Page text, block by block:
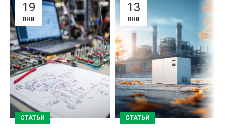
19
ЯНВ
СТАТЬИ
13
ЯНВ
СТАТЬИ